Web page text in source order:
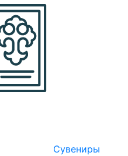
Сувениры